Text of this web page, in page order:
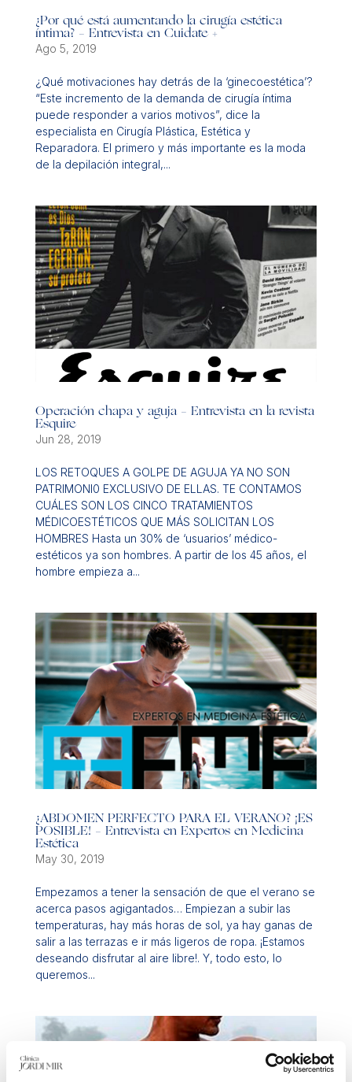
¿Por qué está aumentando la cirugía estética
íntima? – Entrevista en Cuidate +
Ago 5, 2019
¿Qué motivaciones hay detrás de la ‘ginecoestética’?
“Este incremento de la demanda de cirugía íntima
puede responder a varios motivos”, dice la
especialista en Cirugía Plástica, Estética y
Reparadora. El primero y más importante es la moda
de la depilación integral,...
Operación chapa y aguja – Entrevista en la revista
Esquire
Jun 28, 2019
LOS RETOQUES A GOLPE DE AGUJA YA NO SON
PATRIMONI0 EXCLUSIVO DE ELLAS. TE CONTAMOS
CUÁLES SON LOS CINCO TRATAMIENTOS
MÉDICOESTÉTICOS QUE MÁS SOLICITAN LOS
HOMBRES Hasta un 30% de ‘usuarios’ médico-
estéticos ya son hombres. A partir de los 45 años, el
hombre empieza a...
¿ABDOMEN PERFECTO PARA EL VERANO? ¡ES
POSIBLE! – Entrevista en Expertos en Medicina
Estética
May 30, 2019
Empezamos a tener la sensación de que el verano se
acerca pasos agigantados… Empiezan a subir las
temperaturas, hay más horas de sol, ya hay ganas de
salir a las terrazas e ir más ligeros de ropa. ¡Estamos
deseando disfrutar al aire libre!. Y, todo esto, lo
queremos...